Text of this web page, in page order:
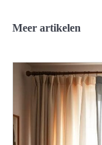
Meer artikelen